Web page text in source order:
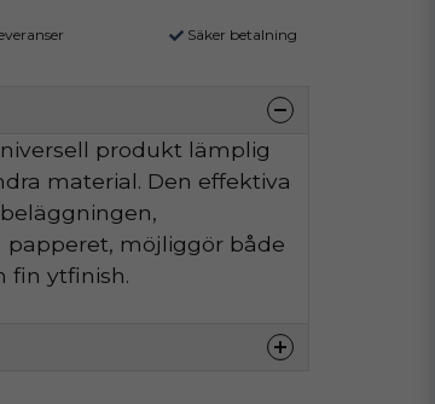
Säker betalning
produkt lämplig
material. Den effektiva
möjliggör både
fin ytfinish.